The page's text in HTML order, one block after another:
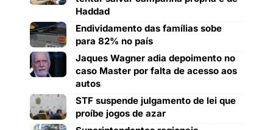
Haddad
Endividamento das famílias sobe
para 82% no país
Jaques Wagner adia depoimento no
caso Master por falta de acesso aos
autos
STF suspende julgamento de lei que
proíbe jogos de azar